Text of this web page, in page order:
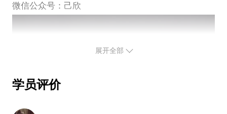
文化教育类项目与资本的融合之道
可以为优质项目引荐融资渠道及产业资源支持
提前发给我，方便我做更精确的准备，提升见面效
展开全部
学员评价